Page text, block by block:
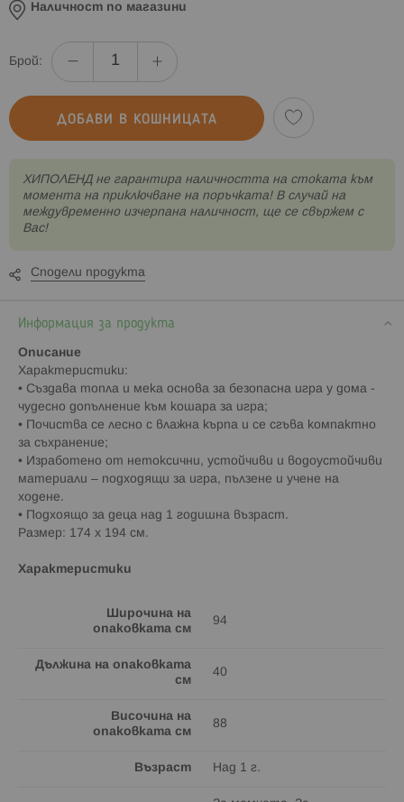
Наличност по магазини
Брой:
ДОБАВИ В КОШНИЦАТА
XИПОЛЕНД не гарантира наличността на стоката към
момента на приключване на поръчката! В случай на
междувременно изчерпана наличност, ще се свържем с
Вас!
Сподели продукта
Информация за продукта
Описание
Характеристики:
• Създава топла и мека основа за безопасна игра у дома -
чудесно допълнение към кошара за игра;
• Почиства се лесно с влажна кърпа и се сгъва компактно
за съхранение;
• Изработено от нетоксични, устойчиви и водоустойчиви
материали – подходящи за игра, пълзене и учене на
ходене.
• Подхоящо за деца над 1 годишна възраст.
Размер: 174 х 194 см.
Характеристики
Широчина на
опаковката см
94
Дължина на опаковката
см
40
Височина на
опаковката см
88
Възраст Над 1 г.